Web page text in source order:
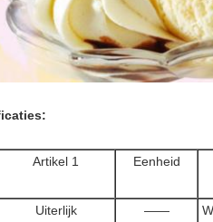
:
Artikel 1 Eenheid
Uiterlijk ——